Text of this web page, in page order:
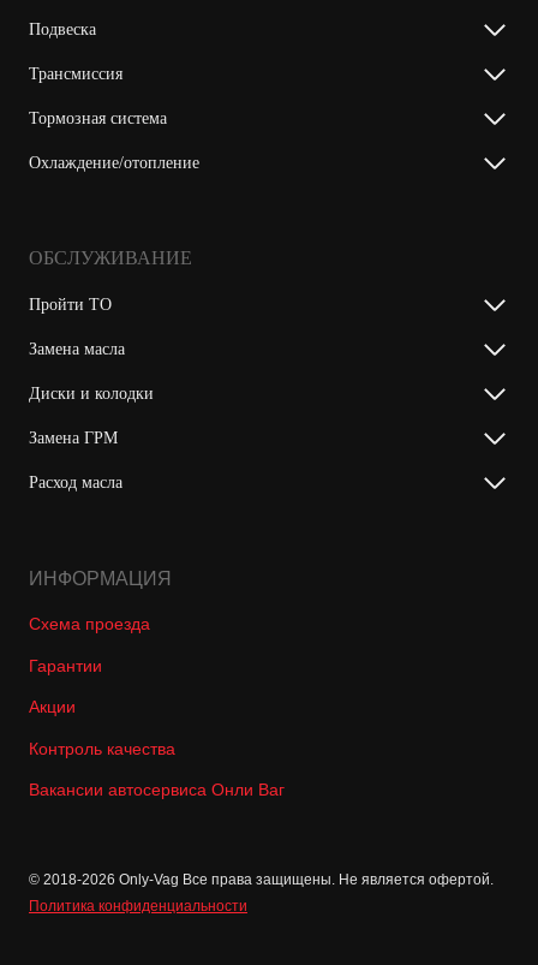
Подвеска
Трансмиссия
Тормозная система
Охлаждение/отопление
ОБСЛУЖИВАНИЕ
Пройти ТО
Замена масла
Диски и колодки
Замена ГРМ
Расход масла
ИНФОРМАЦИЯ
Схема проезда
Гарантии
Акции
Контроль качества
Вакансии автосервиса Онли Ваг
© 2018-2026 Only-Vag Все права защищены. Не является офертой.
Политика конфиденциальности